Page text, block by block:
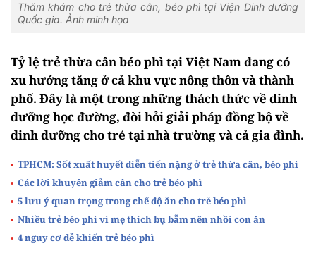
Thăm khám cho trẻ thừa cân, béo phì tại Viện Dinh dưỡng
Quốc gia. Ảnh minh họa
Tỷ lệ trẻ thừa cân béo phì tại Việt Nam đang có
xu hướng tăng ở cả khu vực nông thôn và thành
phố. Đây là một trong những thách thức về dinh
dưỡng học đường, đòi hỏi giải pháp đồng bộ về
dinh dưỡng cho trẻ tại nhà trường và cả gia đình.
TPHCM: Sốt xuất huyết diễn tiến nặng ở trẻ thừa cân, béo phì
Các lời khuyên giảm cân cho trẻ béo phì
5 lưu ý quan trọng trong chế độ ăn cho trẻ béo phì
Nhiều trẻ béo phì vì mẹ thích bụ bẫm nên nhồi con ăn
4 nguy cơ dễ khiến trẻ béo phì